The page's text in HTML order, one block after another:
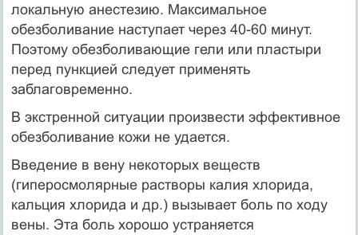
локальную анестезию. Максимальное
обезболивание наступает через 40-60 минут.
Поэтому обезболивающие гели или пластыри
перед пунк­цией следует применять
заблаговременно.
В экстренной ситуации произвести эффективное
обезболивание кожи не удается.
Введение в вену некоторых веществ
(гиперосмолярные растворы калия хлорида,
кальция хлорида и др.) вызывает боль по ходу
вены. Эта боль хорошо устраняется